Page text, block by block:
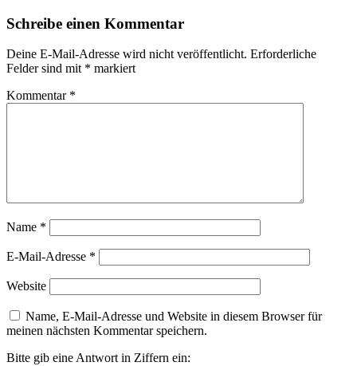
Schreibe einen Kommentar
Deine E-Mail-Adresse wird nicht veröffentlicht. Erforderliche
Felder sind mit * markiert
Kommentar *
Name *
E-Mail-Adresse *
Website
Name, E-Mail-Adresse und Website in diesem Browser für
meinen nächsten Kommentar speichern.
Bitte gib eine Antwort in Ziffern ein: